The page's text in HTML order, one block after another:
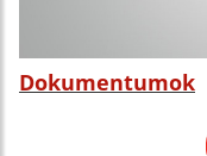
Dokumentumok